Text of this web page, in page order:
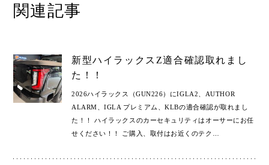
関連記事
新型ハイラックスZ適合確認取れまし
た！！
2026ハイラックス（GUN226）にIGLA2、AUTHOR
ALARM、IGLA プレミアム、KLBの適合確認が取れまし
た！！ ハイラックスのカーセキュリティはオーサーにお任
せください！！ ご購入、取付はお近くのテク